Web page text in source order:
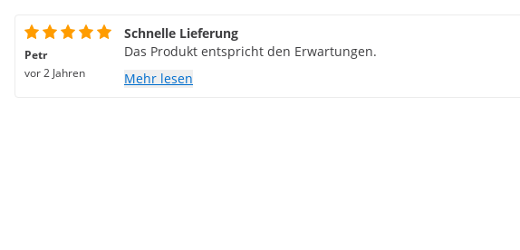
Petr
vor 2 Jahren
Schnelle Lieferung
Das Produkt entspricht den Erwartungen.
Mehr lesen